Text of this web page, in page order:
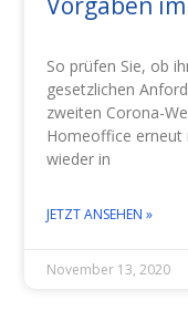
So prüfen Sie, ob
gesetzlichen
zweiten Corona-
Homeoffice erneut
wieder in
JETZT ANSEHEN »
November 13, 2020